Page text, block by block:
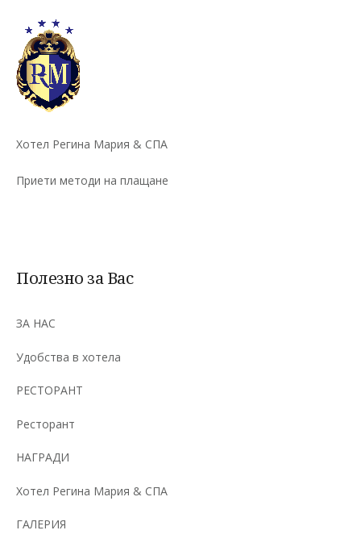
Хотел Регина Мария & СПА
Приети методи на плащане
Полезно за Вас
ЗА НАС
Удобства в хотела
РЕСТОРАНТ
Ресторант
НАГРАДИ
Хотел Регина Мария & СПА
ГАЛЕРИЯ